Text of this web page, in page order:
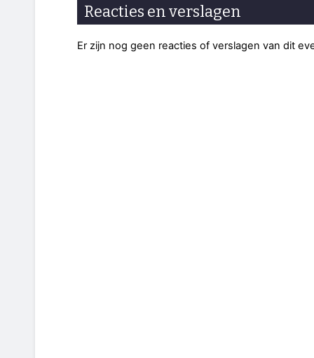
Reacties en verslagen
Er zijn nog geen reacties of verslagen van dit